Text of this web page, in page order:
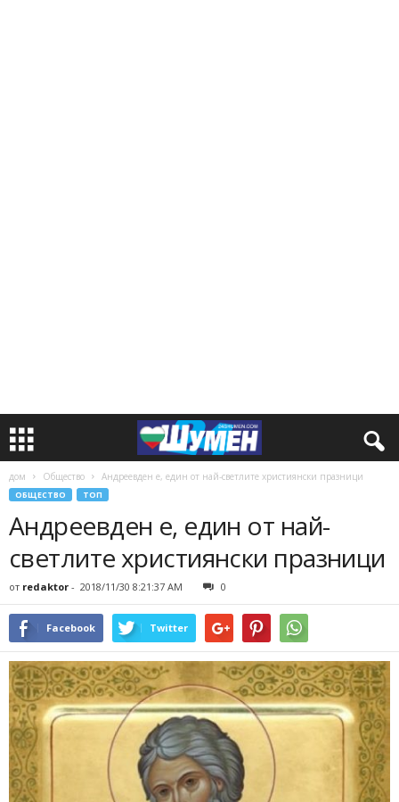
дом Общество Андреевден е, един от най-светлите християнски празници
ОБЩЕСТВО ТОП
Андреевден е, един от най-
светлите християнски празници
от redaktor - 2018/11/30 8:21:37 AM 0
Facebook Twitter